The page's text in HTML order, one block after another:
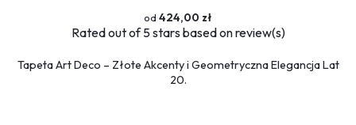
424,00 zł
Ratedout of 5 stars based onreview(s)
Tapeta Art Deco – Złote Akcenty i Geometryczna Elegancja Lat
20.